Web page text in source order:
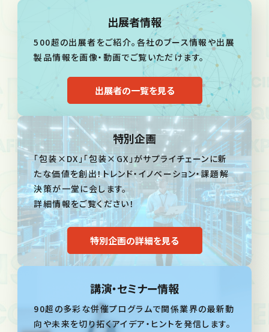
出展者情報
500超の出展者をご紹介。各社のブース情報や出展
製品情報を画像・動画でご覧いただけます。
出展者の一覧を見る
特別企画
「包装×DX」「包装×GX」がサプライチェーンに新
たな価値を創出！トレンド・イノベーション・課題解
決策が一堂に会します。
詳細情報をご覧ください！
特別企画の詳細を見る
講演・セミナー情報
90超の多彩な併催プログラムで関係業界の最新動
向や未来を切り拓くアイデア・ヒントを発信します。